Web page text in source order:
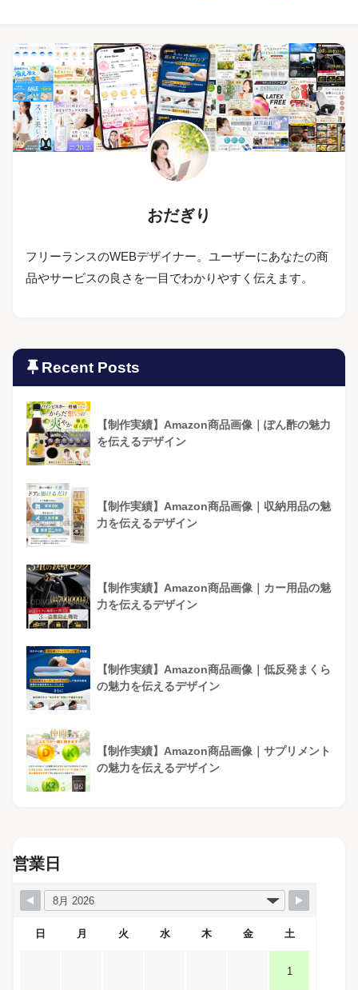
おだぎり
フリーランスのWEBデザイナー。ユーザーにあなたの商
品やサービスの良さを一目でわかりやすく伝えます。
Recent Posts
【制作実績】Amazon商品画像｜ぽん酢の魅力
を伝えるデザイン
【制作実績】Amazon商品画像｜収納用品の魅
力を伝えるデザイン
【制作実績】Amazon商品画像｜カー用品の魅
力を伝えるデザイン
【制作実績】Amazon商品画像｜低反発まくら
の魅力を伝えるデザイン
【制作実績】Amazon商品画像｜サプリメント
の魅力を伝えるデザイン
営業日
日 月 火 水 木 金 土
1